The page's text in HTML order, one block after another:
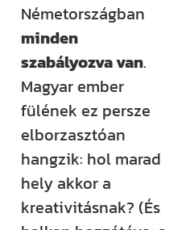
Németországban
minden
szabályozva van.
Magyar ember
fülének ez persze
elborzasztóan
hangzik: hol marad
hely akkor a
kreativitásnak? (És